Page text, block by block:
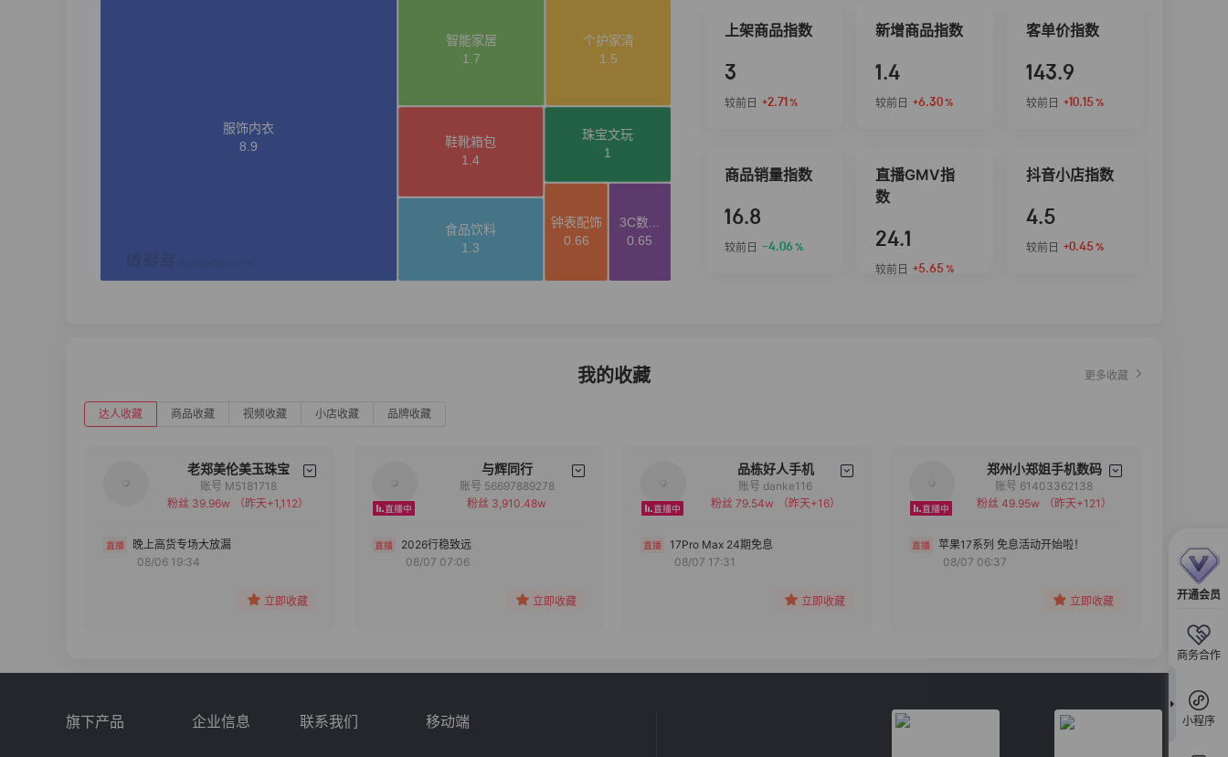
开通会员
商务合作
小程序
上架商品指数
3
较前日 +2.71 %
新增商品指数
1.4
较前日 +6.30%
客单价指数
143.9
较前日 +10.15 %
商品销量指数
16.8
较前日 -4.06 %
直播GMV指
数
24.1
较前日 +5.65 %
抖音小店指数
4.5
较前日 +0.45 %
我的收藏 更多收藏
达人收藏 商品收藏 视频收藏 小店收藏 品牌收藏
老郑美伦美玉珠宝
备注
分组
账号 M5181718
粉丝 39.96w
（昨天+1,112）
晚上高货专场大放漏
08/06 19:34
立即收藏
与辉同行
备注
账号 56697889278
粉丝 3,910.48w
2026行稳致远
08/07 07:06
立即收藏
品栋好人手机
备注
分组
账号 danke116
粉丝 79.54w
（昨天+16）
17Pro Max 24期免息
08/07 17:31
立即收藏
郑州小郑姐手机数码
备注
分组
账号 61403362138
粉丝 49.95w
（昨天+121）
苹果17系列 免息活动开始啦！
08/07 06:37
立即收藏
旗下产品 企业信息 联系我们 移动端